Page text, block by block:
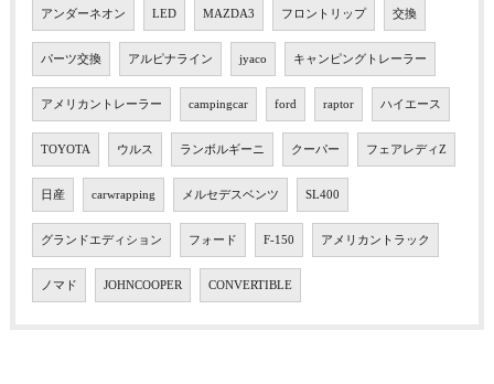
アンダーネオン LED MAZDA3 フロントリップ 交換
パーツ交換 アルピナライン jyaco キャンピングトレーラー
アメリカントレーラー campingcar ford raptor ハイエース
TOYOTA ウルス ランボルギーニ クーパー フェアレディZ
日産 carwrapping メルセデスベンツ SL400
グランドエディション フォード F-150 アメリカントラック
ノマド JOHNCOOPER CONVERTIBLE